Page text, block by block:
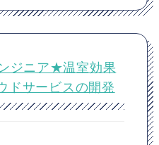
ジニア★温室効果
ドサービスの開発